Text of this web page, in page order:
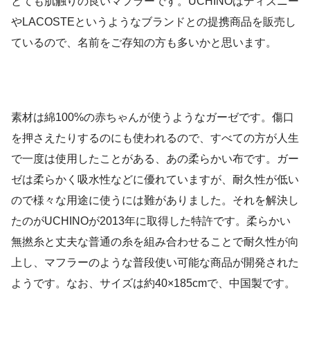
やLACOSTEというようなブランドとの提携商品を販売し
ているので、名前をご存知の方も多いかと思います。
素材は綿100%の赤ちゃんが使うようなガーゼです。傷口
を押さえたりするのにも使われるので、すべての方が人生
で一度は使用したことがある、あの柔らかい布です。ガー
ゼは柔らかく吸水性などに優れていますが、耐久性が低い
ので様々な用途に使うには難がありました。それを解決し
たのがUCHINOが2013年に取得した特許です。柔らかい
無撚糸と丈夫な普通の糸を組み合わせることで耐久性が向
上し、マフラーのような普段使い可能な商品が開発された
ようです。なお、サイズは約40×185cmで、中国製です。